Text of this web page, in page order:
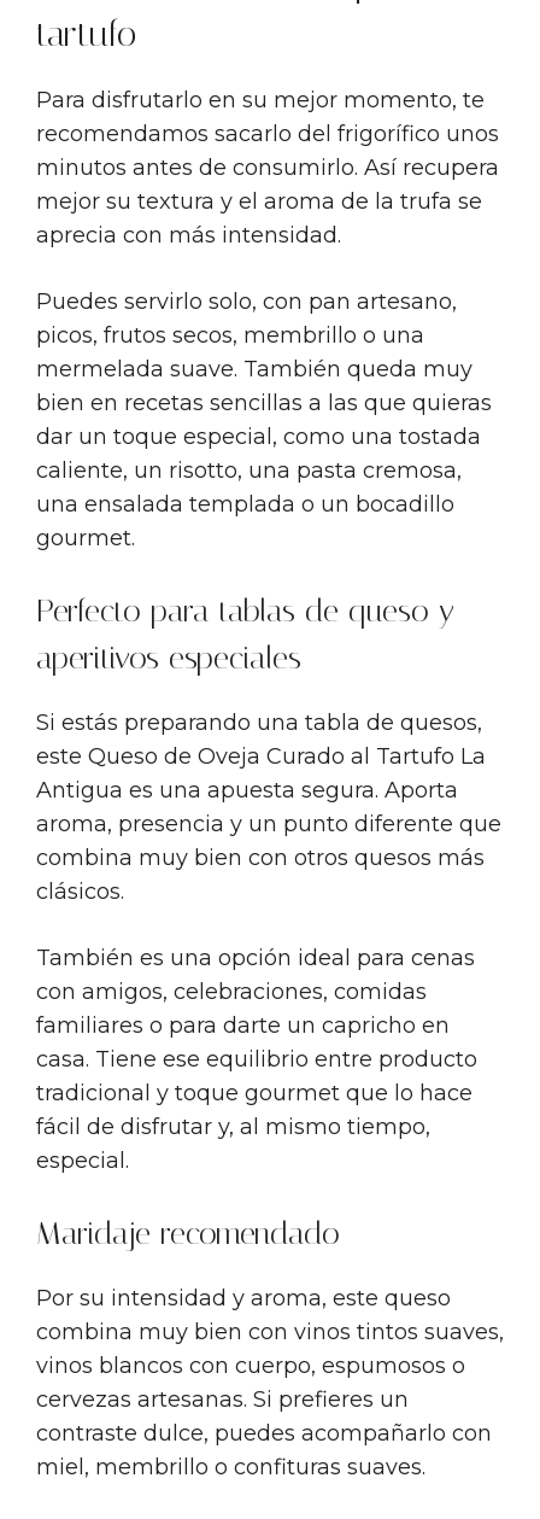
tartufo
Para disfrutarlo en su mejor momento, te
recomendamos sacarlo del frigorífico unos
minutos antes de consumirlo. Así recupera
mejor su textura y el aroma de la trufa se
aprecia con más intensidad.
Puedes servirlo solo, con pan artesano,
picos, frutos secos, membrillo o una
mermelada suave. También queda muy
bien en recetas sencillas a las que quieras
dar un toque especial, como una tostada
caliente, un risotto, una pasta cremosa,
una ensalada templada o un bocadillo
gourmet.
Perfecto para tablas de queso y
aperitivos especiales
Si estás preparando una tabla de quesos,
este Queso de Oveja Curado al Tartufo La
Antigua es una apuesta segura. Aporta
aroma, presencia y un punto diferente que
combina muy bien con otros quesos más
clásicos.
También es una opción ideal para cenas
con amigos, celebraciones, comidas
familiares o para darte un capricho en
casa. Tiene ese equilibrio entre producto
tradicional y toque gourmet que lo hace
fácil de disfrutar y, al mismo tiempo,
especial.
Maridaje recomendado
Por su intensidad y aroma, este queso
combina muy bien con vinos tintos suaves,
vinos blancos con cuerpo, espumosos o
cervezas artesanas. Si prefieres un
contraste dulce, puedes acompañarlo con
miel, membrillo o confituras suaves.